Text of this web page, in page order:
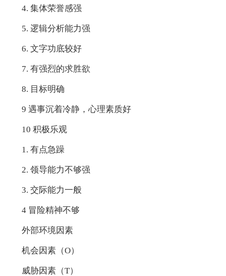
4. 集体荣誉感强
5. 逻辑分析能力强
6. 文字功底较好
7. 有强烈的求胜欲
8. 目标明确
9 遇事沉着冷静，心理素质好
10 积极乐观
1. 有点急躁
2. 领导能力不够强
3. 交际能力一般
4 冒险精神不够
外部环境因素
机会因素（O）
威胁因素（T）